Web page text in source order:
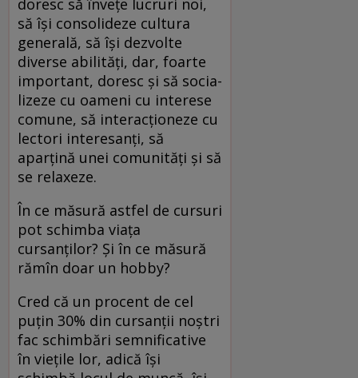
doresc să învețe lucruri noi,
să își consolideze cultura
generală, să își dezvolte
diverse abilități, dar, foarte
important, doresc și să socia-
lizeze cu oameni cu interese
comune, să interacționeze cu
lectori interesanți, să
aparțină unei comunități și să
se relaxeze.
În ce măsură astfel de cursuri
pot schimba viața
cursanților? Și în ce măsură
rămîn doar un hobby?
Cred că un procent de cel
puțin 30% din cursanții noștri
fac schimbări semnificative
în viețile lor, adică își